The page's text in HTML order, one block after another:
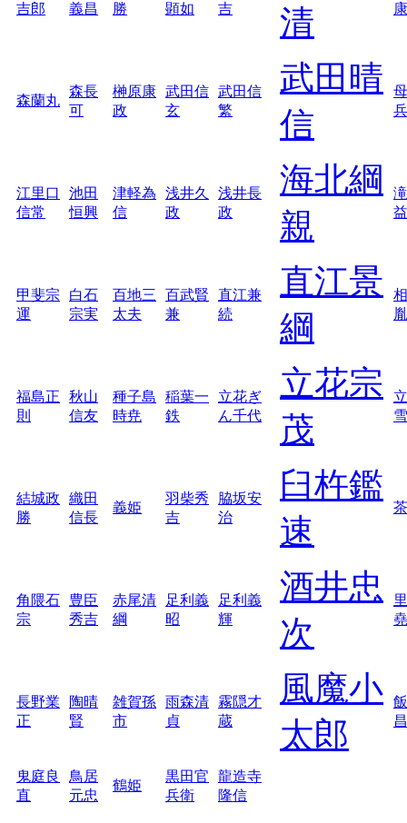
吉郎
義昌
勝
顕如
吉
清
康
森蘭丸
森長
可
榊原康
政
武田信
玄
武田信
繁
武田晴
信
江里口
信常
池田
恒興
津軽為
信
浅井久
政
浅井長
政
海北綱
親
益
甲斐宗
運
白石
宗実
百地三
太夫
百武賢
兼
直江兼
続
直江景
綱
胤
福島正
則
秋山
信友
種子島
時尭
稲葉一
鉄
立花ぎ
ん千代
立花宗
茂
雪
結城政
勝
織田
信長
義姫
羽柴秀
吉
脇坂安
治
臼杵鑑
速
角隈石
宗
豊臣
秀吉
赤尾清
綱
足利義
昭
足利義
輝
酒井忠
次
堯
長野業
正
陶晴
賢
雑賀孫
市
雨森清
貞
霧隠才
蔵
風魔小
太郎
昌
鬼庭良
直
鳥居
元忠
鶴姫
黒田官
兵衛
龍造寺
隆信